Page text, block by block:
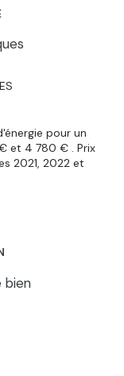
d’environ 60 m²
sur le secteur.
: une
projet de vie
votre
pour un
et 4 780 € . Prix
2021, 2022 et
bien